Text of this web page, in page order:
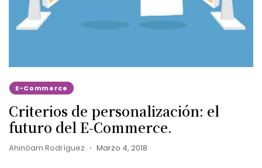
E-Commerce
Criterios de personalización: el
futuro del E-Commerce.
Ahinóam Rodríguez Marzo 4, 2018